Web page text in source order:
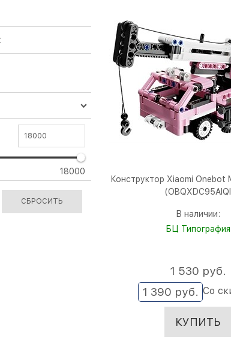
18000
Конструктор Xiaomi Onebot
В наличии:
БЦ Типография
1 390 руб. Со
1 530 руб.
КУПИТЬ